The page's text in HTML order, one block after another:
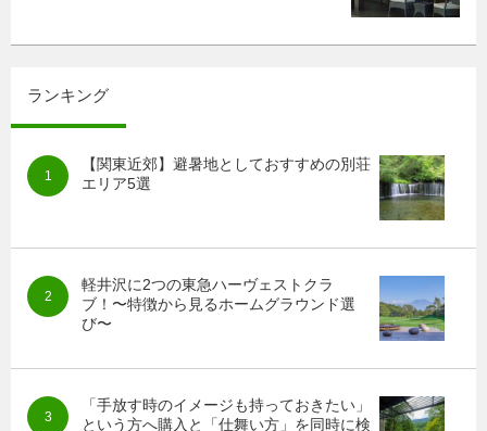
ランキング
【関東近郊】避暑地としておすすめの別荘
エリア5選
軽井沢に2つの東急ハーヴェストクラ
ブ！〜特徴から見るホームグラウンド選
び〜
「手放す時のイメージも持っておきたい」
という方へ購入と「仕舞い方」を同時に検